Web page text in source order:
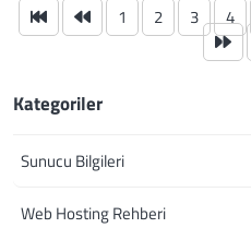
1 2 3 4
Kategoriler
Sunucu Bilgileri
Web Hosting Rehberi